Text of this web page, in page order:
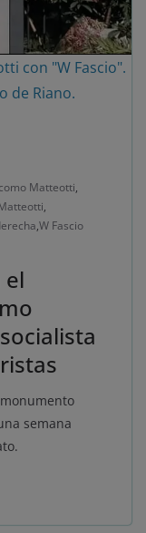
con "W Fascio".
de Riano.
Matteotti,
,
,W Fascio
el
semana